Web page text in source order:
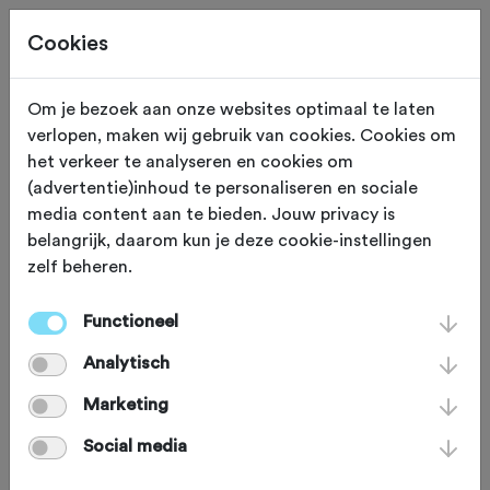
Beoordeling toevoegen voor:
Calella - Collformic - Santa Fe del
Montseny - 145,9 km
Je beoordeling helpt andere sportieve fietsers op
weg. Bedankt!
Wat vond je van deze route?
Cookies
Om je bezoek aan onze websites optimaal te laten
verlopen, maken wij gebruik van cookies. Cookies om
het verkeer te analyseren en cookies om
(advertentie)inhoud te personaliseren en sociale
media content aan te bieden. Jouw privacy is
belangrijk, daarom kun je deze cookie-instellingen
zelf beheren.
Functioneel
Analytisch
Marketing
Social media